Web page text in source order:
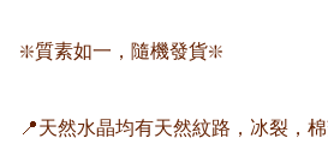
❇️質素如一，隨機發貨❇️
📍天然水晶均有天然紋路，冰裂，